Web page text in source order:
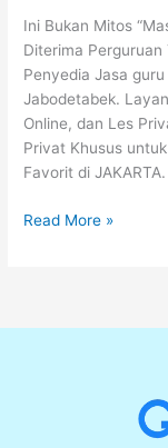
Ini Bukan Mitos
Diterima Perguruan
Penyedia Jasa
Jabodetabek.
Online, dan Les
Privat Khusus
Favorit di
Read More »